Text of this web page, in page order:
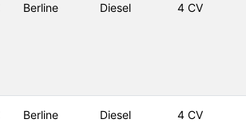
Berline Diesel 4 CV
Berline Diesel 4 CV